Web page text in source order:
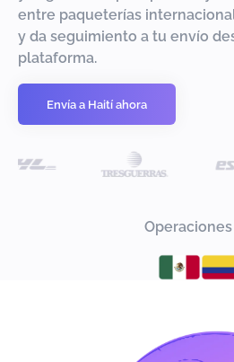
entre paqueterías
y da seguimiento a tu envío
plataforma.
Envía a Haití ahora